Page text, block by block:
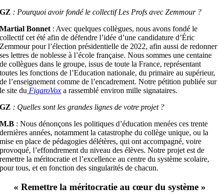
GZ : Pourquoi avoir fondé le collectif Les Profs avec Zemmour ?
Martial Bonnet : Avec quelques collègues, nous avons fondé le
collectif cet été afin de défendre l’idée d’une candidature d’Éric
Zemmour pour l’élection présidentielle de 2022, afin aussi de redonner
ses lettres de noblesse à l’école française. Nous sommes une centaine
de collègues dans le groupe, issus de toute la France, représentant
toutes les fonctions de l’Education nationale, du primaire au supérieur,
de l’enseignement comme de l’encadrement. Notre pétition publiée sur
le site du FigaroVox a rassemblé environ mille signataires.
GZ : Quelles sont les grandes lignes de votre projet ?
M.B : Nous dénonçons les politiques d’éducation menées ces trente
dernières années, notamment la catastrophe du collège unique, ou la
mise en place de pédagogies délétères, qui ont accompagné, voire
provoqué, l’effondrement du niveau des élèves. Notre projet est de
remettre la méritocratie et l’excellence au centre du système scolaire,
pour tous, et en fonction des singularités de chacun.
« Remettre la méritocratie au cœur du système »